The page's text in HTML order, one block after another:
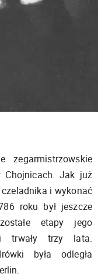
zegarmistrzowskie
Chojnicach. Jak już
i wykonać
roku był jeszcze
etapy jego
i trwały trzy lata.
była odległa